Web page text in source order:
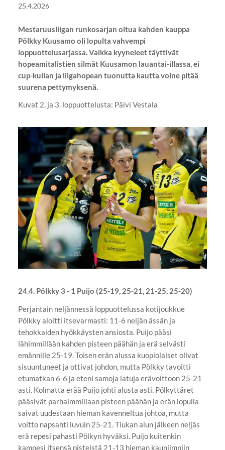
25.4.2026
Mestaruusliigan runkosarjan oltua kahden kauppa
Pölkky Kuusamo oli lopulta vahvempi
loppuottelusarjassa. Vaikka kyyneleet täyttivät
hopeamitalistien silmät Kuusamon lauantai-illassa, ei
cup-kullan ja liigahopean tuonutta kautta voine pitää
suurena pettymyksenä.
Kuvat 2. ja 3. loppuottelusta: Päivi Vestala
24.4. Pölkky 3 - 1 Puijo (25-19, 25-21, 21-25, 25-20)
Perjantain neljännessä loppuottelussa kotijoukkue
Pölkky aloitti itsevarmasti: 11-6 neljän ässän ja
tehokkaiden hyökkäysten ansiosta. Puijo pääsi
lähimmillään kahden pisteen päähän ja erä selvästi
emännille 25-19. Toisen erän alussa kuopiolaiset olivat
sisuuntuneet ja ottivat johdon, mutta Pölkky tavoitti
etumatkan 6-6 ja eteni samoja latuja erävoittoon 25-21
asti. Kolmatta erää Puijo johti alusta asti. Pölkyttäret
pääsivät parhaimmillaan pisteen päähän ja erän lopulla
saivat uudestaan hieman kavenneltua johtoa, mutta
voitto napsahti luvuin 25-21. Tiukan alun jälkeen neljäs
erä repesi pahasti Pölkyn hyväksi. Puijo kuitenkin
kampesi itsensä pisteistä 21-13 hieman kauniimpiin